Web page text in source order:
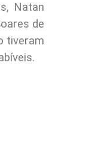
Natan
de
tiveram